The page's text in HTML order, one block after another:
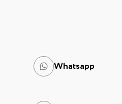
Whatsapp